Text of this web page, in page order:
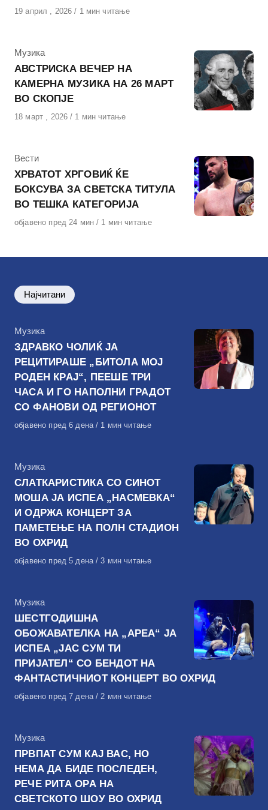
Објавено
19 април , 2026 1 мин читање
КАтегорија
Музика
АВСТРИСКА ВЕЧЕР НА
КАМЕРНА МУЗИКА НА 26 МАРТ
ВО СКОПЈЕ
Објавено
18 март , 2026 1 мин читање
КАтегорија
Вести
ХРВАТОТ ХРГОВИЌ ЌЕ
БОКСУВА ЗА СВЕТСКА ТИТУЛА
ВО ТЕШКА КАТЕГОРИЈА
Објавено
објавено пред 24 мин 1 мин читање
Најчитани
КАтегорија
Музика
ЗДРАВКО ЧОЛИЌ ЈА
РЕЦИТИРАШЕ „БИТОЛА МОЈ
РОДЕН КРАЈ“, ПЕЕШЕ ТРИ
ЧАСА И ГО НАПОЛНИ ГРАДОТ
СО ФАНОВИ ОД РЕГИОНОТ
Објавено
објавено пред 6 дена 1 мин читање
КАтегорија
Музика
СЛАТКАРИСТИКА СО СИНОТ
МОША ЈА ИСПЕА „НАСМЕВКА“
И ОДРЖА КОНЦЕРТ ЗА
ПАМЕТЕЊЕ НА ПОЛН СТАДИОН
ВО ОХРИД
Објавено
објавено пред 5 дена 3 мин читање
КАтегорија
Музика
ШЕСТГОДИШНА
ОБОЖАВАТЕЛКА НА „АРЕА“ ЈА
ИСПЕА „ЈАС СУМ ТИ
ПРИЈАТЕЛ“ СО БЕНДОТ НА
ФАНТАСТИЧНИОТ КОНЦЕРТ ВО ОХРИД
Објавено
објавено пред 7 дена 2 мин читање
КАтегорија
Музика
ПРВПАТ СУМ КАЈ ВАС, НО
НЕМА ДА БИДЕ ПОСЛЕДЕН,
РЕЧЕ РИТА ОРА НА
СВЕТСКОТО ШОУ ВО ОХРИД